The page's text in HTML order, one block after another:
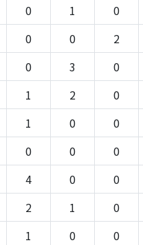
0 1 0
0 0 2
0 3 0
1 2 0
1 0 0
0 0 0
4 0 0
2 1 0
1 0 0